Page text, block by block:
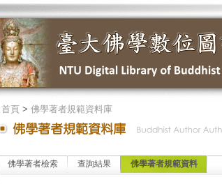
首頁> 佛學著者規範資料庫
佛學著者檢索 查詢結果 佛學著者規範資料